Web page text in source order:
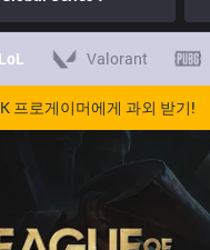
LoL Valorant
프로게이머에게 과외 받기!